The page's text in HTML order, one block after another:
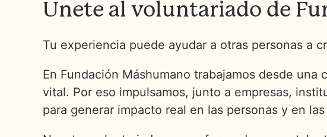
Únete al voluntariado de
Tu experiencia puede ayudar a otras personas a
En Fundación Máshumano trabajamos desde
vital. Por eso impulsamos, junto a empresas,
para generar impacto real en las personas y en